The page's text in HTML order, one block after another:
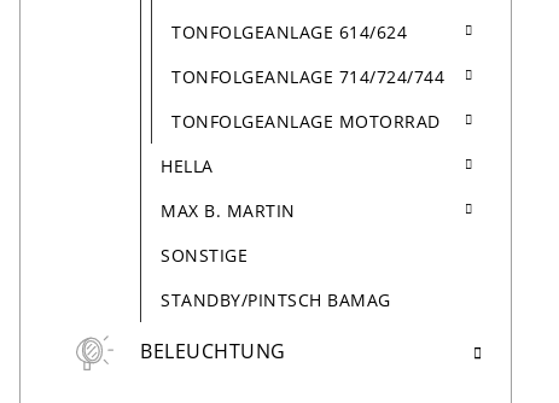
TONFOLGEANLAGE 614/624
TONFOLGEANLAGE 714/724/744
TONFOLGEANLAGE MOTORRAD
HELLA
MAX B. MARTIN
SONSTIGE
STANDBY/PINTSCH BAMAG
BELEUCHTUNG